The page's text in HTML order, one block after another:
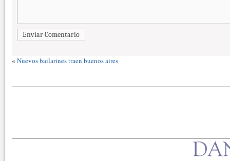
Enviar Comentario
« Nuevos bailarines traen buenos aires